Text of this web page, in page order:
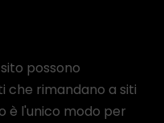
possono
che rimandano a siti
è l'unico modo per